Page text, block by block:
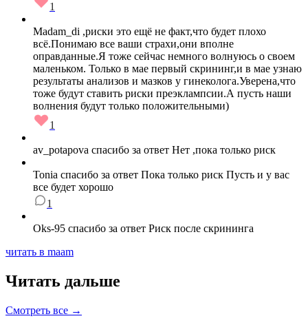
1
Madam_di ,риски это ещё не факт,что будет плохо
всё.Понимаю все ваши страхи,они вполне
оправданные.Я тоже сейчас немного волнуюсь о своем
маленьком. Только в мае первый скрининг,и в мае узнаю
результаты анализов и мазков у гинеколога.Уверена,что
тоже будут ставить риски преэклампсии.А пусть наши
волнения будут только положительными)
1
av_potapova спасибо за ответ Нет ,пока только риск
Tonia спасибо за ответ Пока только риск Пусть и у вас
все будет хорошо
1
Oks-95 спасибо за ответ Риск после скрининга
читать в maam
Читать дальше
Смотреть все →